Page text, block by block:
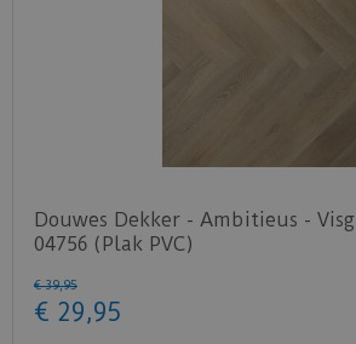
Douwes Dekker - Ambitieus -
04756 (Plak PVC)
€ 39,95
€ 29,95